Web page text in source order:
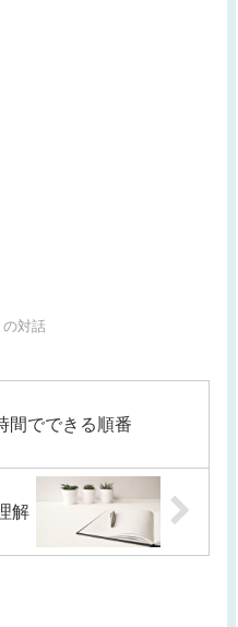
の対話
間でできる順番
解